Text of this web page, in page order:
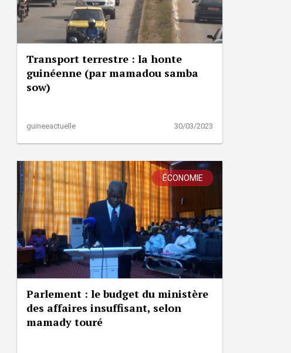
Transport terrestre : la honte
guinéenne (par mamadou samba
sow)
guineeactuelle 30/03/2023
ÉCONOMIE
Parlement : le budget du ministère
des affaires insuffisant, selon
mamady touré